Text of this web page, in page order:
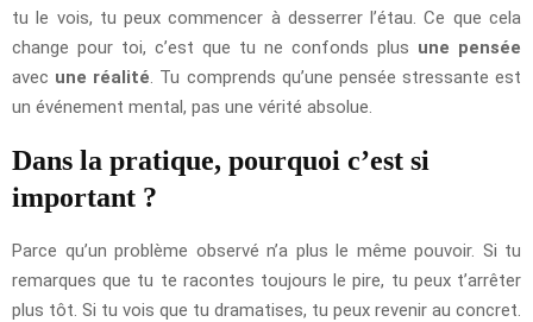
tu le vois, tu peux commencer à desserrer l’étau. Ce que cela
change pour toi, c’est que tu ne confonds plus une pensée
avec une réalité . Tu comprends qu’une pensée stressante est
un événement mental, pas une vérité absolue.
Dans la pratique, pourquoi c’est si
important ?
Parce qu’un problème observé n’a plus le même pouvoir. Si tu
remarques que tu te racontes toujours le pire, tu peux t’arrêter
plus tôt. Si tu vois que tu dramatises, tu peux revenir au concret.